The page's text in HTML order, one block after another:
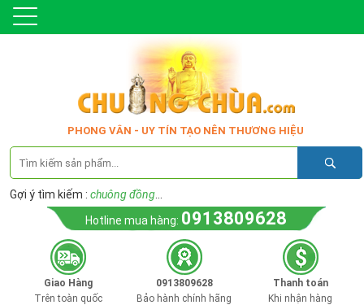
PHONG VÂN - UY TÍN TẠO NÊN THƯƠNG HIỆU
Gợi ý tìm kiếm : chuông đồng
Hotline mua hàng: 0913809628
Giao Hàng
Trên toàn quốc
0913809628
Bảo hành chính hãng
Thanh toán
Khi nhận hàng